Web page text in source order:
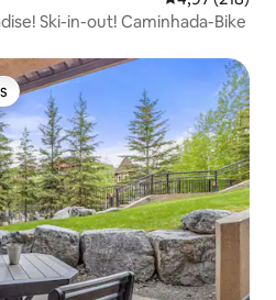
Ski-in-out! Caminhada-Bike
dos hóspedes